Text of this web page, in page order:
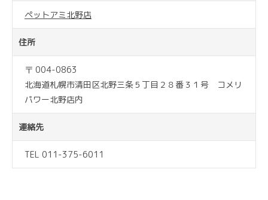
ペットアミ北野店
住所
〒 004-0863
北海道札幌市清田区北野三条５丁目２８番３１号 コメリ
パワー北野店内
連絡先
TEL 011-375-6011